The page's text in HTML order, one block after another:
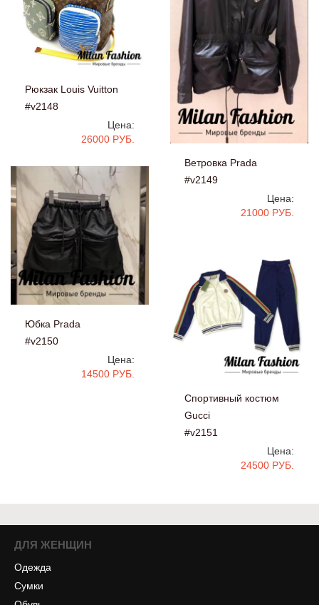
Рюкзак Louis Vuitton
#v2148
Цена:
26000 РУБ.
Ветровка Prada
#v2149
Цена:
21000 РУБ.
Юбка Prada
#v2150
Цена:
14500 РУБ.
Спортивный костюм
Gucci
#v2151
Цена:
24500 РУБ.
ДЛЯ ЖЕНЩИН
Одежда
Сумки